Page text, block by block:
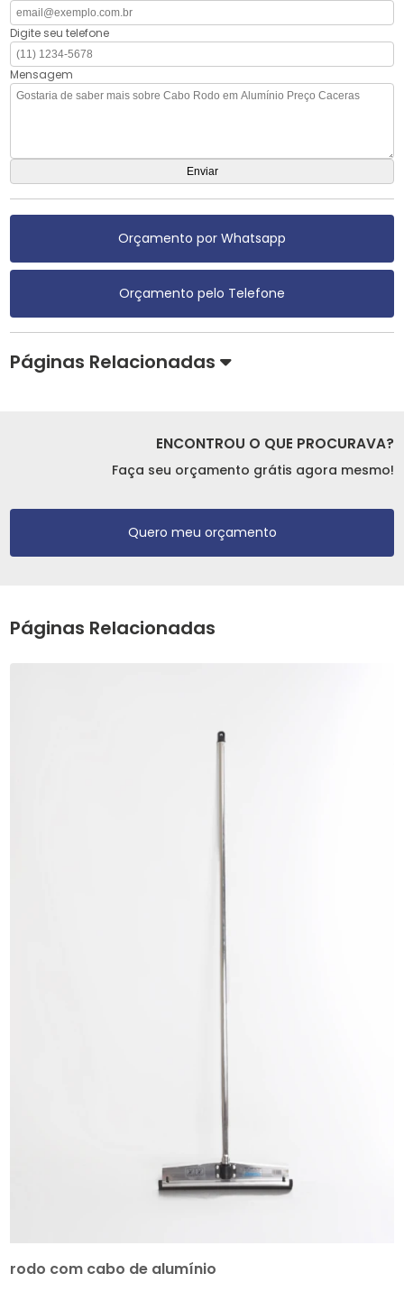
Digite seu telefone
Mensagem
Orçamento por Whatsapp
Orçamento pelo Telefone
Páginas Relacionadas
ENCONTROU O QUE PROCURAVA?
Faça seu orçamento grátis agora mesmo!
Quero meu orçamento
Páginas Relacionadas
rodo com cabo de alumínio